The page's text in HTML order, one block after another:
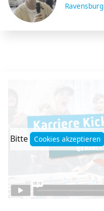
Ravensburg
Bitte Cookies akzeptieren